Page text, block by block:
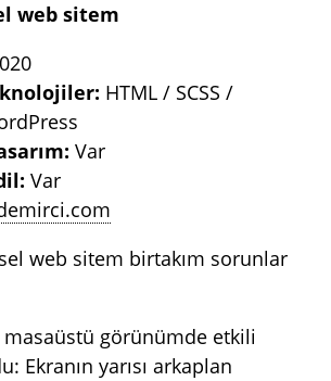
web sitem
HTML / SCSS /
Var
Var
web sitem birtakım sorunlar
masaüstü görünümde etkili
Ekranın yarısı arkaplan